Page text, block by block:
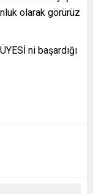
olarak görürüz
ni başardığı